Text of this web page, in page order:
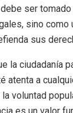
ser
sino como
sus
la ciudadanía
atenta a
la voluntad